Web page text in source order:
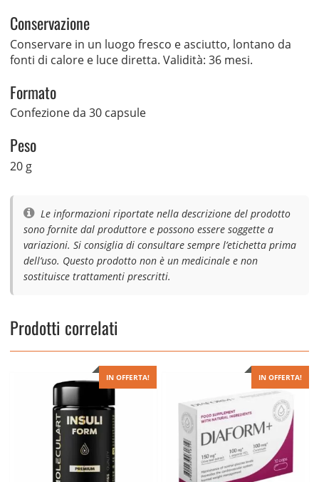
Conservazione
Conservare in un luogo fresco e asciutto, lontano da
fonti di calore e luce diretta. Validità: 36 mesi.
Formato
Confezione da 30 capsule
Peso
20 g
Le informazioni riportate nella descrizione del prodotto
sono fornite dal produttore e possono essere soggette a
variazioni. Si consiglia di consultare sempre l’etichetta prima
dell’uso. Questo prodotto non è un medicinale e non
sostituisce trattamenti prescritti.
Prodotti correlati
IN OFFERTA! IN OFFERTA!